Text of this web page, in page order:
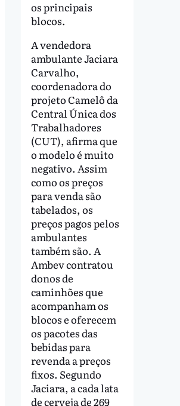
os principais
blocos.
A vendedora
ambulante Jaciara
Carvalho,
coordenadora do
projeto Camelô da
Central Única dos
Trabalhadores
(CUT), afirma que
o modelo é muito
negativo. Assim
como os preços
para venda são
tabelados, os
preços pagos pelos
ambulantes
também são. A
Ambev contratou
donos de
caminhões que
acompanham os
blocos e oferecem
os pacotes das
bebidas para
revenda a preços
fixos. Segundo
Jaciara, a cada lata
de cerveja de 269